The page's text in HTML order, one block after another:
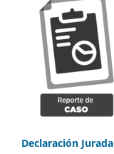
Declaración Jurada